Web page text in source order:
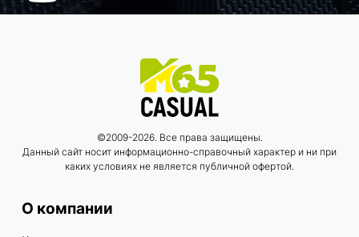
©2009-2026. Все права защищены.
Данный сайт носит информационно-справочный характер и ни при
каких условиях не является публичной офертой.
О компании